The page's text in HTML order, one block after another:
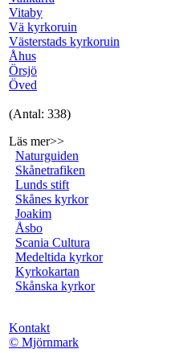
Vitaby
Vä kyrkoruin
Västerstads kyrkoruin
Åhus
Örsjö
Öved
(Antal: 338)
Läs mer>>
Naturguiden
Skånetrafiken
Lunds stift
Skånes kyrkor
Joakim
Åsbo
Scania Cultura
Medeltida kyrkor
Kyrkokartan
Skånska kyrkor
Kontakt
© Mjörnmark